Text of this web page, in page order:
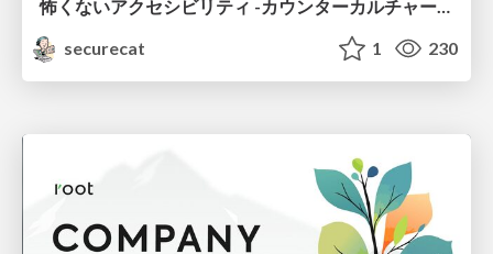
怖くないアクセシビリティ -カウンターカルチャーとしてのアッカン東京-
securecat
1 230